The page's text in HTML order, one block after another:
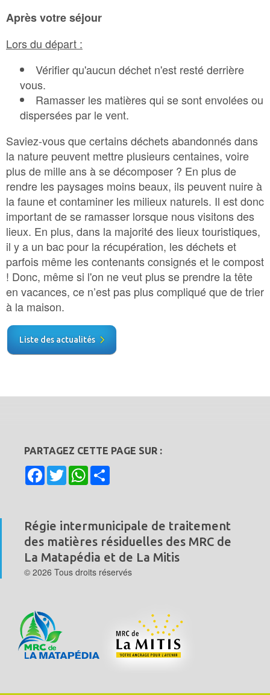
Après votre séjour
Lors du départ :
Vérifier qu'aucun déchet n'est resté derrière
vous.
Ramasser les matières qui se sont envolées ou
dispersées par le vent.
Saviez-vous que certains déchets abandonnés dans
la nature peuvent mettre plusieurs centaines, voire
plus de mille ans à se décomposer ? En plus de
rendre les paysages moins beaux, ils peuvent nuire à
la faune et contaminer les milieux naturels. Il est donc
important de se ramasser lorsque nous visitons des
lieux. En plus, dans la majorité des lieux touristiques,
il y a un bac pour la récupération, les déchets et
parfois même les contenants consignés et le compost
! Donc, même si l'on ne veut plus se prendre la tête
en vacances, ce n’est pas plus compliqué que de trier
à la maison.
Liste des actualités
PARTAGEZ CETTE PAGE SUR :
Facebook
TwitterWhatsApp
Régie intermunicipale de traitement
des matières résiduelles des MRC de
La Matapédia et de La Mitis
© 2026 Tous droits réservés